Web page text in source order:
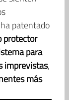
patentado
protector
para
imprevistas,
más